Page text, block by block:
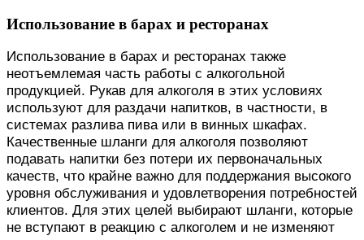
Использование в барах и ресторанах
Использование в барах и ресторанах также
неотъемлемая часть работы с алкогольной
продукцией. Рукав для алкоголя в этих условиях
используют для раздачи напитков, в частности, в
системах разлива пива или в винных шкафах.
Качественные шланги для алкоголя позволяют
подавать напитки без потери их первоначальных
качеств, что крайне важно для поддержания высокого
уровня обслуживания и удовлетворения потребностей
клиентов. Для этих целей выбирают шланги, которые
не вступают в реакцию с алкоголем и не изменяют